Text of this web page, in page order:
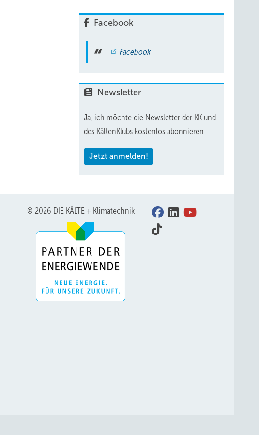
Facebook
Facebook
Newsletter
Ja, ich möchte die Newsletter der KK und
des KältenKlubs kostenlos abonnieren
Jetzt anmelden!
© 2026 DIE KÄLTE + Klimatechnik